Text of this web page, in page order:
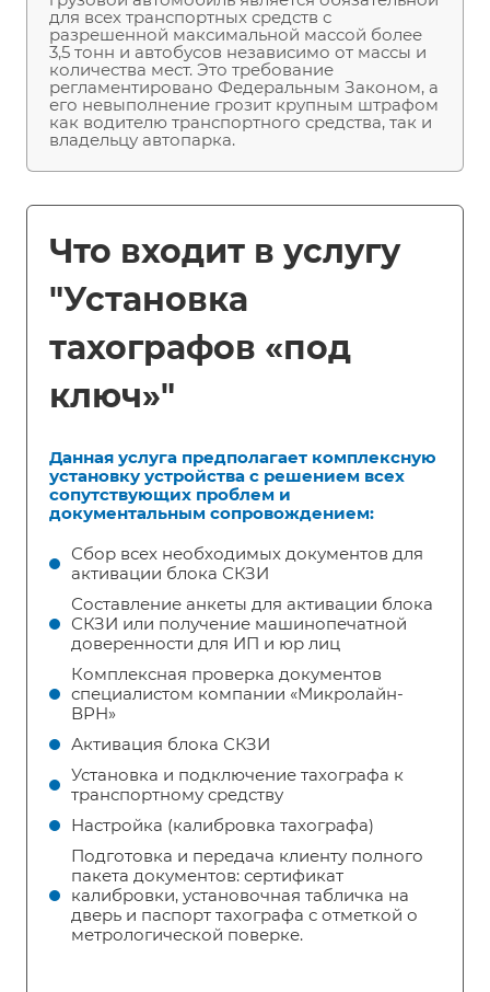
для всех транспортных средств с
разрешенной максимальной массой более
3,5 тонн и автобусов независимо от массы и
количества мест. Это требование
регламентировано Федеральным Законом, а
его невыполнение грозит крупным штрафом
как водителю транспортного средства, так и
владельцу автопарка.
Что входит в услугу
"Установка
тахографов «под
ключ»"
Данная услуга предполагает комплексную
установку устройства с решением всех
сопутствующих проблем и
документальным сопровождением:
Сбор всех необходимых документов для
активации блока СКЗИ
Составление анкеты для активации блока
СКЗИ или получение машинопечатной
доверенности для ИП и юр лиц
Комплексная проверка документов
специалистом компании «Микролайн-
ВРН»
Активация блока СКЗИ
Установка и подключение тахографа к
транспортному средству
Настройка (калибровка тахографа)
Подготовка и передача клиенту полного
пакета документов: сертификат
калибровки, установочная табличка на
дверь и паспорт тахографа с отметкой о
метрологической поверке.